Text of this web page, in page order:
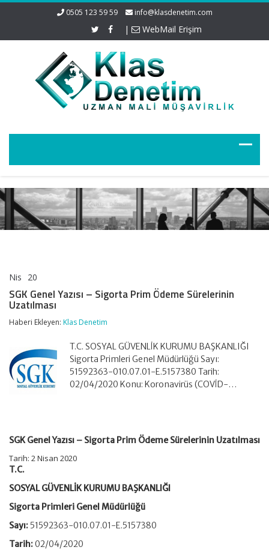
0505 123 59 59 info@klasdenetim.com
| WebMail Erişim
Nis 20
Yazısı
–
Sigorta
Prim
Sürelerinin
Uzatılması
için
SGK Genel Yazısı – Sigorta Prim Ödeme Sürelerinin
Uzatılması
Haberi Ekleyen: Klas Denetim
T.C. SOSYAL GÜVENLİK KURUMU BAŞKANLIĞI
Sigorta Primleri Genel Müdürlüğü Sayı:
51592363-010.07.01-E.5157380 Tarih:
02/04/2020 Konu: Koronavirüs (COVİD-…
SGK Genel Yazısı – Sigorta Prim Ödeme Sürelerinin Uzatılması
Tarih: 2 Nisan 2020
T.C.
SOSYAL GÜVENLİK KURUMU BAŞKANLIĞI
Sigorta Primleri Genel Müdürlüğü
Sayı: 51592363-010.07.01-E.5157380
Tarih:02/04/2020